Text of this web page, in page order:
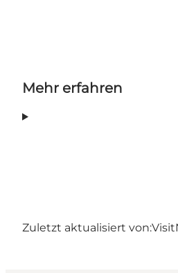
Mehr erfahren
Zuletzt aktualisiert von: